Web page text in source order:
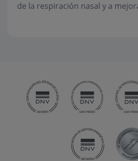
de la respiración nasal y a